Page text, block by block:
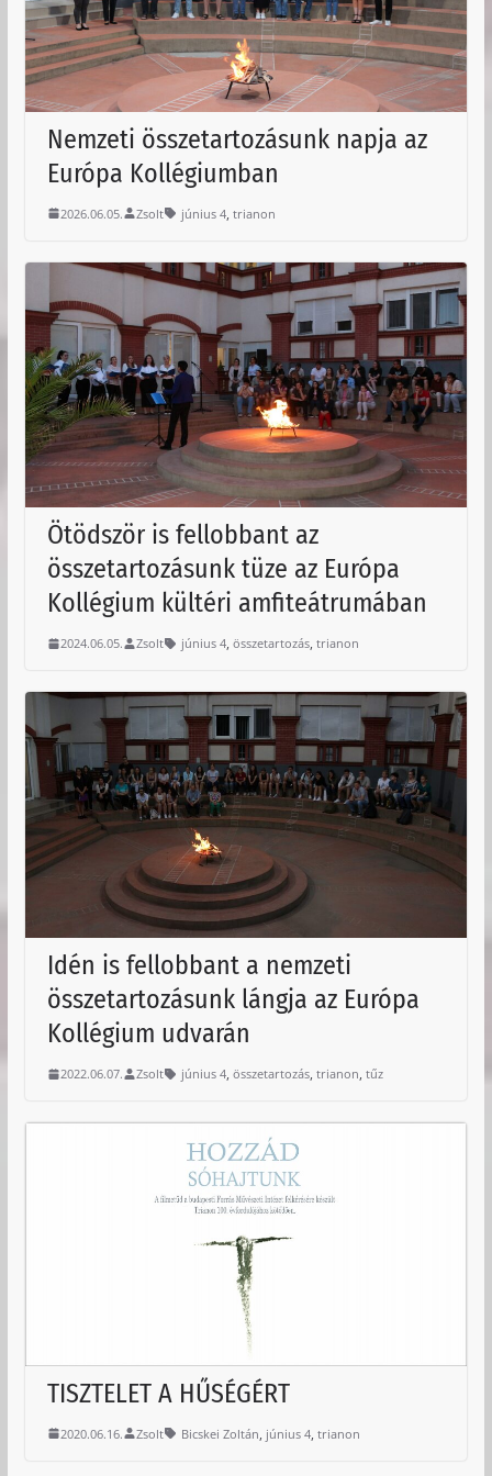
Nemzeti összetartozásunk napja az
Európa Kollégiumban
2026.06.05. Zsolt június 4, trianon
Ötödször is fellobbant az
összetartozásunk tüze az Európa
Kollégium kültéri amfiteátrumában
2024.06.05. Zsolt június 4, összetartozás, trianon
Idén is fellobbant a nemzeti
összetartozásunk lángja az Európa
Kollégium udvarán
2022.06.07. Zsolt június 4, összetartozás, trianon, tűz
TISZTELET A HŰSÉGÉRT
2020.06.16. Zsolt Bicskei Zoltán, június 4, trianon